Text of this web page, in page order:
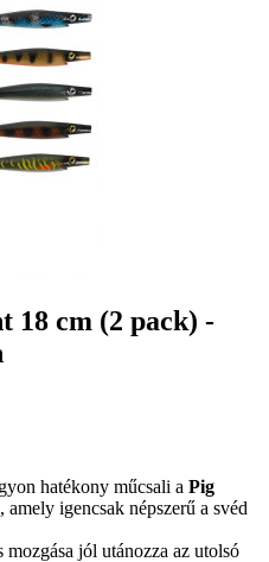
18 cm (2 pack) -
hatékony műcsali a Pig
igencsak népszerű a svéd
jól utánozza az utolsó